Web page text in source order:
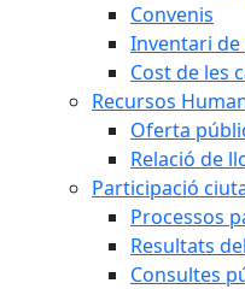
Convenis
Inventari
Cost de les
Recursos
Oferta
Relació de
Participació
Processos
Resultats
Consultes